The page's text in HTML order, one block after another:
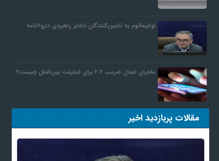
اولتیماتوم به تامین‌کنندگان ذخایر راهبردی دارو+نامه
ماجرای اعمال ضریب ۲.۷ برای اینترنت بین‌الملل چیست؟
مقالات پربازدید اخیر